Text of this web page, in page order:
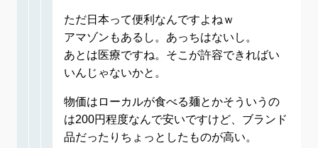
ただ日本って便利なんですよねｗ
アマゾンもあるし。あっちはないし。
あとは医療ですね。そこが許容できればい
いんじゃないかと。
物価はローカルが食べる麺とかそういうの
は200円程度なんで安いですけど、ブランド
品だったりちょっとしたものが高い。